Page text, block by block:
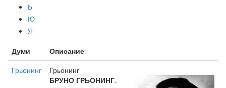
Ь
Ю
Я
Думи
Описание
Грьонинг
Грьонинг
БРУНО ГРЬОНИНГ.